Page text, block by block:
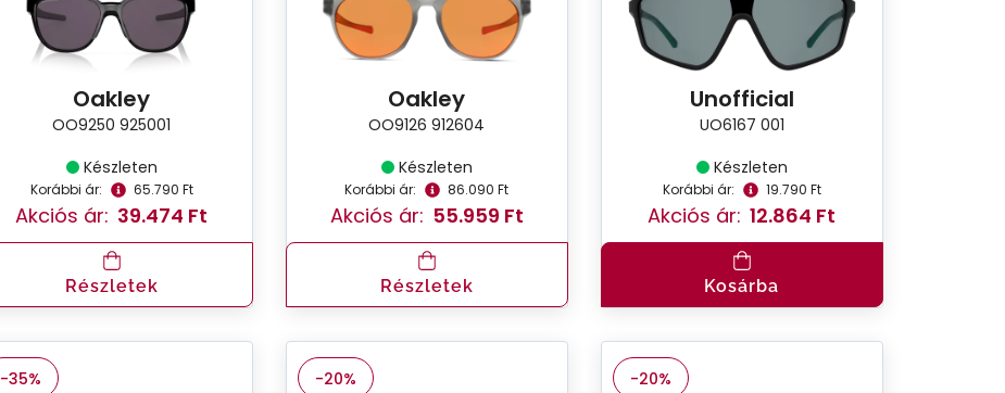
Oakley
OO9250 925001
Készleten
Korábbi ár: 65.790 Ft
Akciós ár: 39.474 Ft
Részletek
Oakley
OO9126 912604
Készleten
Korábbi ár: 86.090 Ft
Akciós ár: 55.959 Ft
Részletek
Unofficial
UO6167 001
Készleten
Korábbi ár: 19.790 Ft
Akciós ár: 12.864 Ft
Kosárba
-35% -20% -20%